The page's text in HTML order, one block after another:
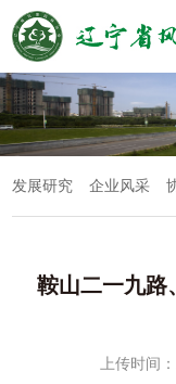
发展研究 企业风采
鞍山二一九路
上传时间